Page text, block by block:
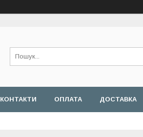
КОНТАКТИ ОПЛАТА ДОСТАВКА